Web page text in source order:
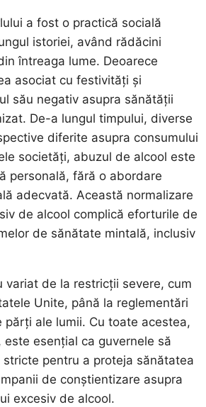
a fost o practică socială
istoriei, având rădăcini
întreaga lume. Deoarece
asociat cu festivități și
său negativ asupra sănătății
De-a lungul timpului, diverse
diferite asupra consumului
societăți, abuzul de alcool este
personală, fără o abordare
adecvată. Această normalizare
de alcool complică eforturile de
de sănătate mintală, inclusiv
variat de la restricții severe, cum
Unite, până la reglementări
părți ale lumii. Cu toate acestea,
esențial ca guvernele să
pentru a proteja sănătatea
de conștientizare asupra
excesiv de alcool.